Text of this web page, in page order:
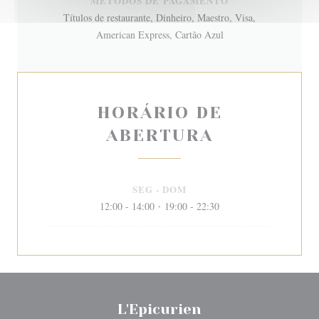
Títulos de restaurante, Dinheiro, Maestro, Visa,
American Express, Cartão Azul
HORÁRIO DE
ABERTURA
SEG - DOM
12:00 - 14:00 • 19:00 - 22:30
L'Epicurien